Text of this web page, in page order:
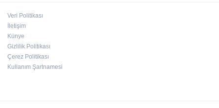
Veri Politikası
İletişim
Künye
Gizlilik Politikası
Çerez Politikası
Kullanım Şartnamesi